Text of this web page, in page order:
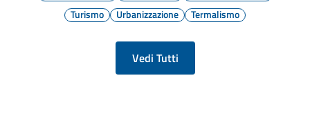
Turismo
Urbanizzazione Termalismo
Vedi Tutti